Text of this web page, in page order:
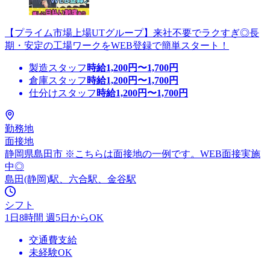
【プライム市場上場UTグループ】来社不要でラクすぎ◎長
期・安定の工場ワークをWEB登録で簡単スタート！
製造スタッフ 時給1,200円〜1,700円
倉庫スタッフ 時給1,200円〜1,700円
仕分けスタッフ 時給1,200円〜1,700円
勤務地
面接地
静岡県島田市 ※こちらは面接地の一例です。WEB面接実施
中◎
島田(静岡)駅、六合駅、金谷駅
シフト
1日8時間 週5日からOK
交通費支給
未経験OK